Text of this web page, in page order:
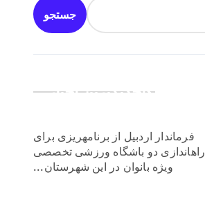
جستجو
جدیدترین اخبار:
فرماندار اردبیل از برنامهریزی برای
راهاندازی دو باشگاه ورزشی تخصصی
ویژه بانوان در این شهرستان...